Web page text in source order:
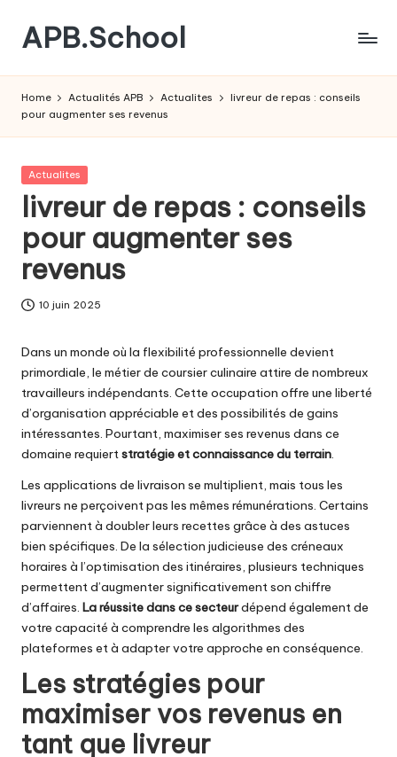
Skip
content
APB.School
complet
Post-
Bac
Home Actualités APB Actualites
livreur de repas : conseils
pour augmenter ses revenus
Posted
Actualites
livreur de repas : conseils
pour augmenter ses
revenus
10 juin 2025
Dans un monde où la flexibilité professionnelle devient
primordiale, le métier de coursier culinaire attire de nombreux
travailleurs indépendants. Cette occupation offre une liberté
d’organisation appréciable et des possibilités de gains
intéressantes. Pourtant, maximiser ses revenus dans ce
domaine requiertstratégie et connaissance du terrain.
Les applications de livraison se multiplient, mais tous les
livreurs ne perçoivent pas les mêmes rémunérations. Certains
parviennent à doubler leurs recettes grâce à des astuces
bien spécifiques. De la sélection judicieuse des créneaux
horaires à l’optimisation des itinéraires, plusieurs techniques
permettent d’augmenter significativement son chiffre
d’affaires. La réussite dans ce secteurdépend également de
votre capacité à comprendre les algorithmes des
plateformes et à adapter votre approche en conséquence.
Les stratégies pour
maximiser vos revenus en
tant que livreur